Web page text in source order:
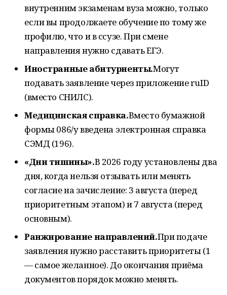
внутренним экзаменам вуза можно, только
если вы продолжаете обучение по тому же
профилю, что и в ссузе. При смене
направления нужно сдавать ЕГЭ.
Иностранные абитуриенты.Могут
подавать заявление через приложение ruID
(вместо СНИЛС).
Медицинская справка.Вместо бумажной
формы 086/у введена электронная справка
СЭМД (196).
«Дни тишины».В 2026 году установлены два
дня, когда нельзя отзывать или менять
согласие на зачисление: 3 августа (перед
приоритетным этапом) и 7 августа (перед
основным).
Ранжирование направлений.При подаче
заявления нужно расставить приоритеты (1
— самое желанное). До окончания приёма
документов порядок можно менять.